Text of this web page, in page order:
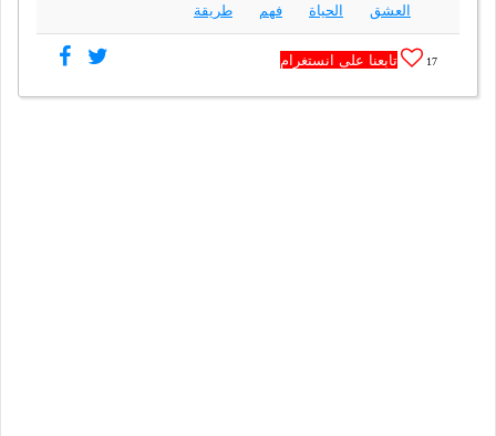
العشق الحياة فهم طريقة
17 تابعنا على انستغرام